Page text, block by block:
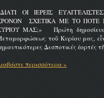
ΟΙ ΙΕΡΕΙΣ
ΣΧΕΤΙΚΑ ΜΕ ΤΟ ΠΟΤΕ
ΜΑΣ;» Πρώτη
τοῦ Κυρίου μας,
Δεσποτικές ἑορτές
περισσότερα »